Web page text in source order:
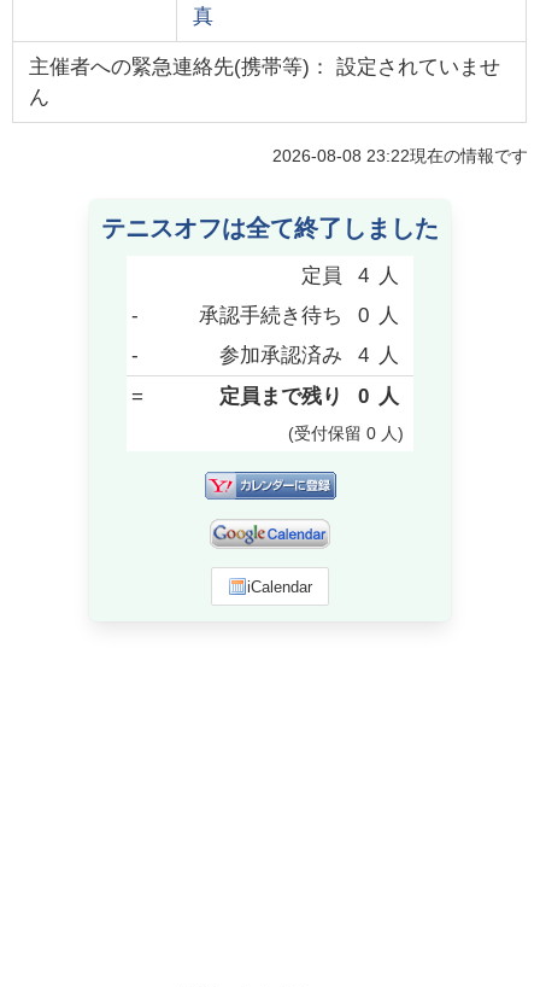
真
主催者への緊急連絡先(携帯等)： 設定されていませ
ん
2026-08-08 23:22現在の情報です
テニスオフは全て終了しました
定員 4 人
-
承認手続き待ち 0 人
-
参加承認済み 4 人
=
定員まで残り 0 人
(受付保留 0 人)
iCalendar